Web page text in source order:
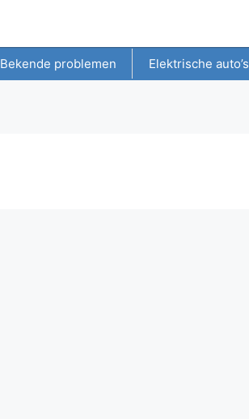
Bekende problemen Elektrische auto’s